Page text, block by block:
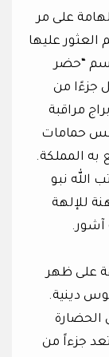
على مر
العثور عليها
“حضر
جزءًا من
مراقبة
حمامات
به المملكة.
الله نبو
للإلهة
آشور.
على ظهر
دينية.
الحضارة
جزءاً من